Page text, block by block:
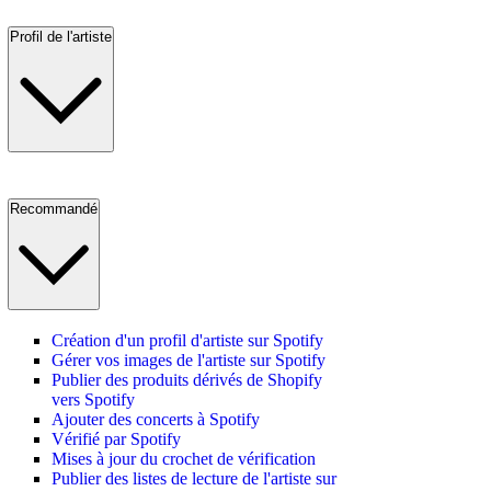
Profil de l'artiste
Recommandé
Création d'un profil d'artiste sur Spotify
Gérer vos images de l'artiste sur Spotify
Publier des produits dérivés de Shopify
vers Spotify
Ajouter des concerts à Spotify
Vérifié par Spotify
Mises à jour du crochet de vérification
Publier des listes de lecture de l'artiste sur